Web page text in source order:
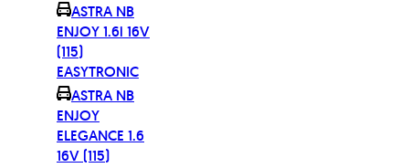
ASTRA NB
ENJOY 1.6i 16V
(115)
EASYTRONIC
ASTRA NB
ENJOY
ELEGANCE 1.6
16V (115)